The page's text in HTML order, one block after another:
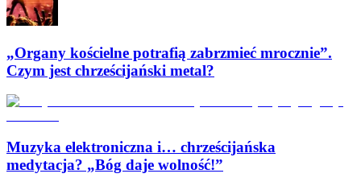
„Organy kościelne potrafią zabrzmieć mrocznie”.
Czym jest chrześcijański metal?
Muzyka elektroniczna i… chrześcijańska
medytacja? „Bóg daje wolność!”